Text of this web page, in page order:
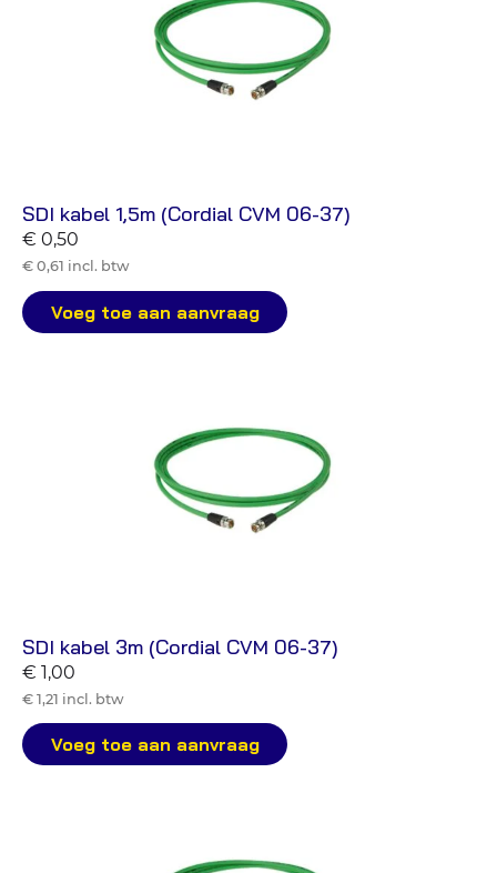
SDI kabel 1,5m (Cordial CVM 06-37)
€ 0,50
€ 0,61 incl. btw
Voeg toe aan aanvraag
SDI kabel 3m (Cordial CVM 06-37)
€ 1,00
€ 1,21 incl. btw
Voeg toe aan aanvraag